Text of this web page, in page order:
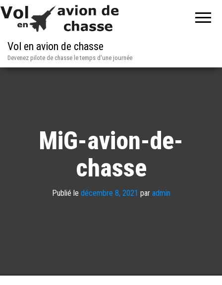
Vol en avion de chasse
Devenez pilote de chasse le temps d'une journée
MiG-avion-de-
chasse
Publié le décembre 8, 2021 par admin